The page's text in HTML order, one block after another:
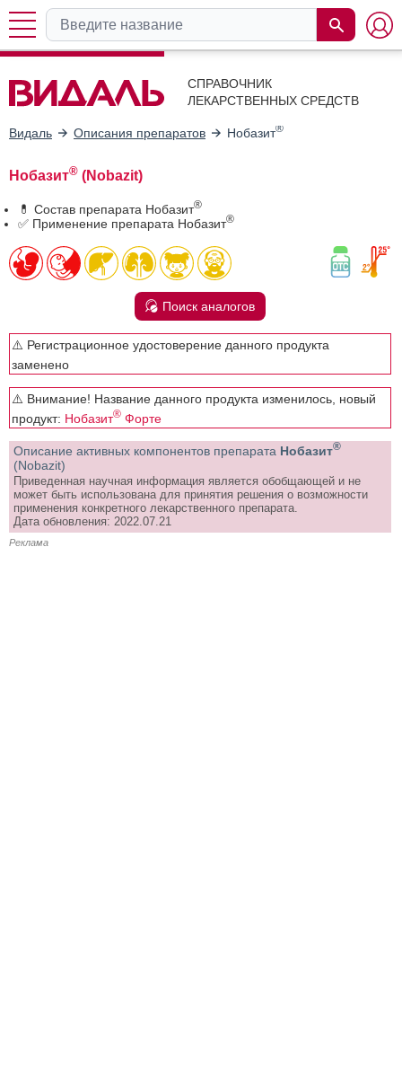
СПРАВОЧНИК
ЛЕКАРСТВЕННЫХ СРЕДСТВ
Видаль Описания препаратов Нобазит®
Нобазит® (Nobazit)
💊 Состав препарата Нобазит®
✅ Применение препарата Нобазит®
Поиск аналогов
⚠️ Регистрационное удостоверение данного продукта
заменено
⚠️ Внимание! Название данного продукта изменилось, новый
продукт: Нобазит® Форте
Описание активных компонентов препарата Нобазит®
(Nobazit)
Приведенная научная информация является обобщающей и не
может быть использована для принятия решения о возможности
применения конкретного лекарственного препарата.
Дата обновления: 2022.07.21
Реклама